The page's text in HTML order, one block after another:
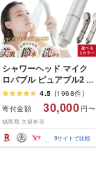
シャワーヘッド マイク
ロバブル ピュアブル2 節
水 約40% 日本製 カート
リッジ不要 美肌 保湿 温
浴 選べるカラー 最強翌
日配送 洗浄 軽量 コンパ
クト 日用品 バス用品 お
風呂 お取り寄せ 福岡県
4.5 (1968件)
寄付金額
30,000 円〜
福岡県 久留米市
9サイトで比較